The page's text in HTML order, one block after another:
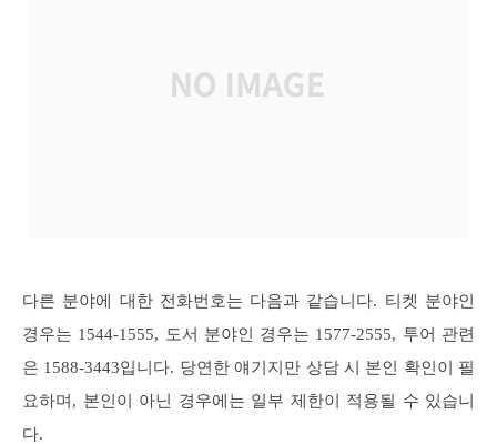
다른 분야에 대한 전화번호는 다음과 같습니다. 티켓 분야인
경우는 1544-1555, 도서 분야인 경우는 1577-2555, 투어 관련
은 1588-3443입니다. 당연한 얘기지만 상담 시 본인 확인이 필
요하며, 본인이 아닌 경우에는 일부 제한이 적용될 수 있습니
다.